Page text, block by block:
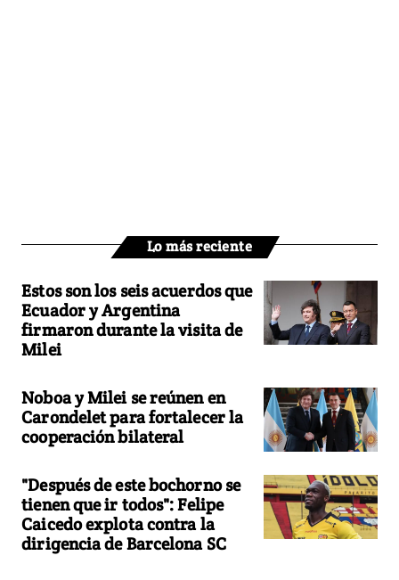
Lo más reciente
Estos son los seis acuerdos que
Ecuador y Argentina
firmaron durante la visita de
Milei
Noboa y Milei se reúnen en
Carondelet para fortalecer la
cooperación bilateral
"Después de este bochorno se
tienen que ir todos": Felipe
Caicedo explota contra la
dirigencia de Barcelona SC